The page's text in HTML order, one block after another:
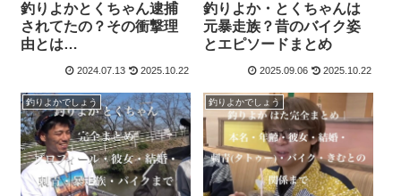
釣りよかとくちゃん逮捕
されてたの？その衝撃理
由とは…
2024.07.13 2025.10.22
釣りよか・とくちゃんは
元暴走族？昔のバイク姿
とエピソードまとめ
2025.09.06 2025.10.22
釣りよかでしょう 釣りよかでしょう